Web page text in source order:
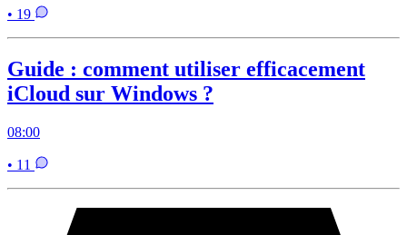
• 19
Guide : comment utiliser efficacement
iCloud sur Windows ?
08:00
• 11